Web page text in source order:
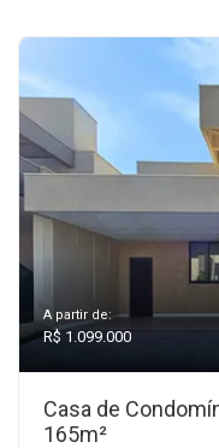
A partir de:
R$ 1.099.000
Casa de
165m²